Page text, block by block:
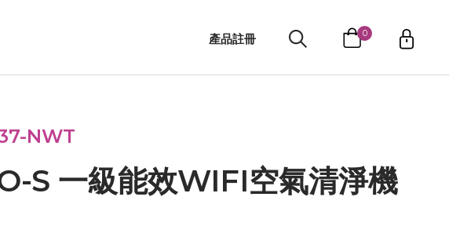
產品註冊 搜尋 0
NWT
S 一級能效WIFI空氣清淨機